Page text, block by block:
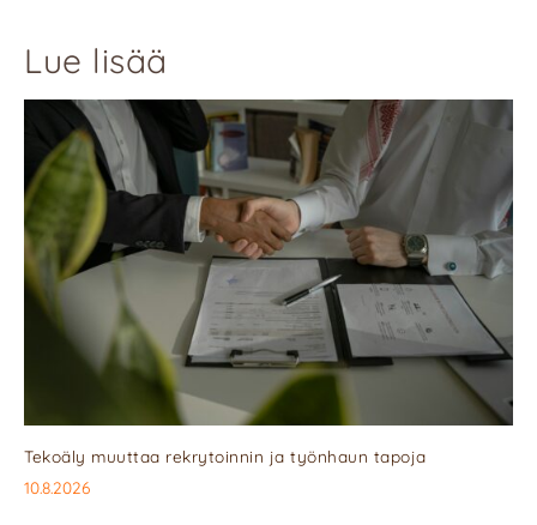
Lue lisää
Tekoäly muuttaa rekrytoinnin ja työnhaun tapoja
10.8.2026